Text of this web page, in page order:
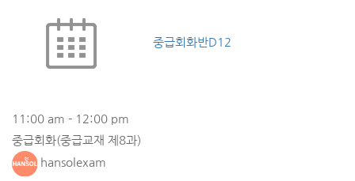
중급회화반D12
11:00 am - 12:00 pm
중급회화(중급교재 제8과)
hansolexam